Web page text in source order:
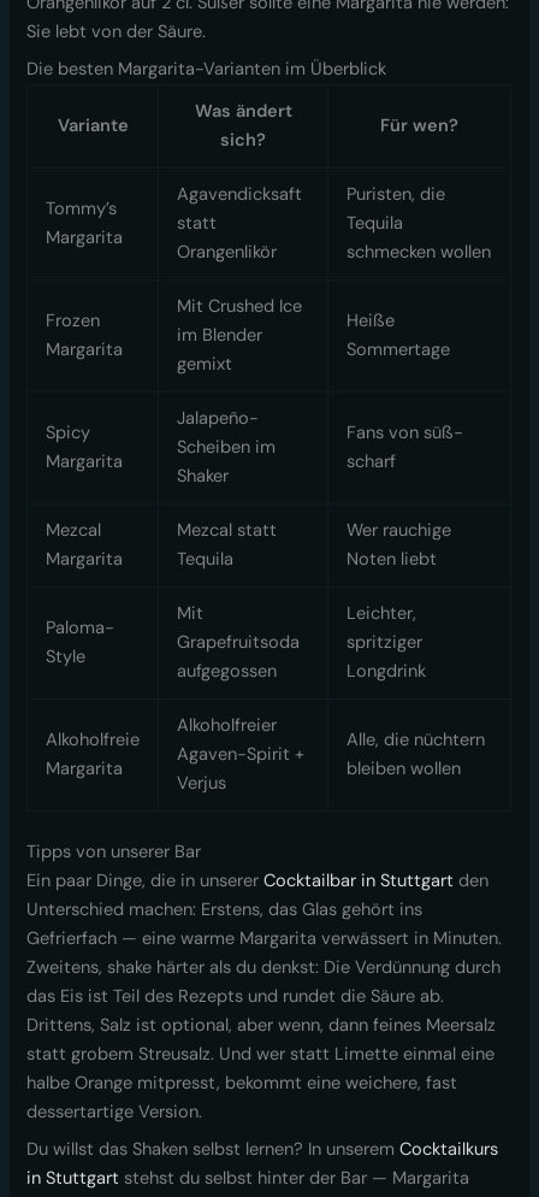
Sie lebt von der Säure.
Die besten Margarita-Varianten im Überblick
Variante
Was ändert
sich?
Für wen?
Tommy’s
Margarita
Agavendicksaft
statt
Orangenlikör
Puristen, die
Tequila
schmecken wollen
Frozen
Margarita
Mit Crushed Ice
im Blender
gemixt
Heiße
Sommertage
Spicy
Margarita
Jalapeño-
Scheiben im
Shaker
Fans von süß-
scharf
Mezcal
Margarita
Mezcal statt
Tequila
Wer rauchige
Noten liebt
Paloma-
Style
Mit
Grapefruitsoda
aufgegossen
Leichter,
spritziger
Longdrink
Alkoholfreie
Margarita
Alkoholfreier
Agaven-Spirit +
Verjus
Alle, die nüchtern
bleiben wollen
Tipps von unserer Bar
Ein paar Dinge, die in unsererCocktailbar in Stuttgart den
Unterschied machen: Erstens, das Glas gehört ins
Gefrierfach — eine warme Margarita verwässert in Minuten.
Zweitens, shake härter als du denkst: Die Verdünnung durch
das Eis ist Teil des Rezepts und rundet die Säure ab.
Drittens, Salz ist optional, aber wenn, dann feines Meersalz
statt grobem Streusalz. Und wer statt Limette einmal eine
halbe Orange mitpresst, bekommt eine weichere, fast
dessertartige Version.
Du willst das Shaken selbst lernen? In unseremCocktailkurs
in Stuttgart stehst du selbst hinter der Bar — Margarita